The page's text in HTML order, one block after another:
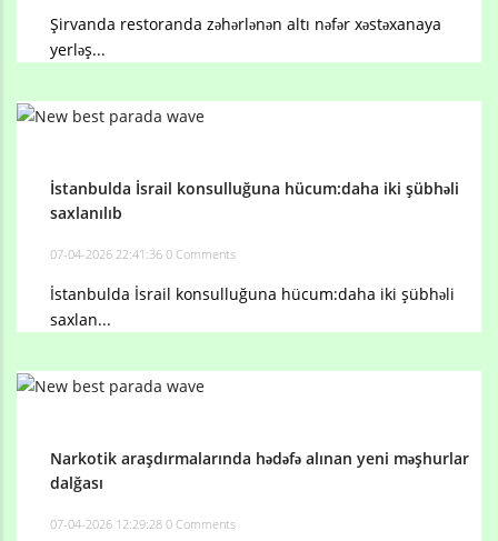
Şirvanda restoranda zəhərlənən altı nəfər xəstəxanaya
yerləş...
İstanbulda İsrail konsulluğuna hücum:daha iki şübhəli
saxlanılıb
07-04-2026 22:41:36 0 Comments
İstanbulda İsrail konsulluğuna hücum:daha iki şübhəli
saxlan...
Narkotik araşdırmalarında hədəfə alınan yeni məşhurlar
dalğası
07-04-2026 12:29:28 0 Comments